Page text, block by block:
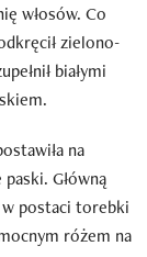
włosów. Co
zielono-
białymi
na
Główną
postaci torebki
różem na